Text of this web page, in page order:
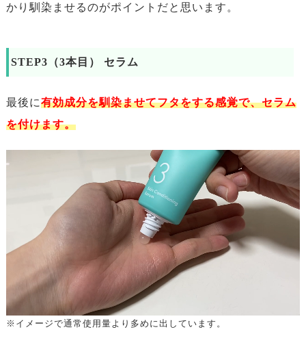
かり馴染ませるのがポイントだと思います。
STEP3（3本目） セラム
最後に有効成分を馴染ませてフタをする感覚で、セラム
を付けます。
※イメージで通常使用量より多めに出しています。